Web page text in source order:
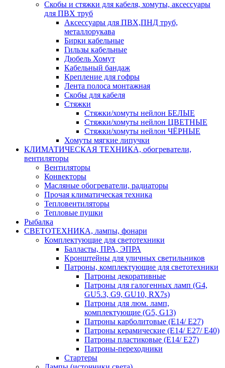
Скобы и стяжки для кабеля, хомуты, аксессуары
для ПВХ труб
Аксессуары для ПВХ,ПНД труб,
металлорукава
Бирки кабельные
Гильзы кабельные
Дюбель Хомут
Кабельный бандаж
Крепление для гофры
Лента полоса монтажная
Скобы для кабеля
Стяжки
Стяжки/хомуты нейлон БЕЛЫЕ
Стяжки/хомуты нейлон ЦВЕТНЫЕ
Стяжки/хомуты нейлон ЧЁРНЫЕ
Хомуты мягкие липучки
КЛИМАТИЧЕСКАЯ ТЕХНИКА, обогреватели,
вентиляторы
Вентиляторы
Конвекторы
Масляные обогреватели, радиаторы
Прочая климатическая техника
Тепловентиляторы
Тепловые пушки
Рыбалка
СВЕТОТЕХНИКА, лампы, фонари
Комплектующие для светотехники
Балласты, ПРА, ЭПРА
Кронштейны для уличных светильников
Патроны, комплектующие для светотехники
Патроны декоративные
Патроны для галогенных ламп (G4,
GU5.3, G9, GU10, RX7s)
Патроны для люм. ламп,
комплектующие (G5, G13)
Патроны карболитовые (E14/ E27)
Патроны керамические (E14/ E27/ E40)
Патроны пластиковые (E14/ E27)
Патроны-переходники
Стартеры